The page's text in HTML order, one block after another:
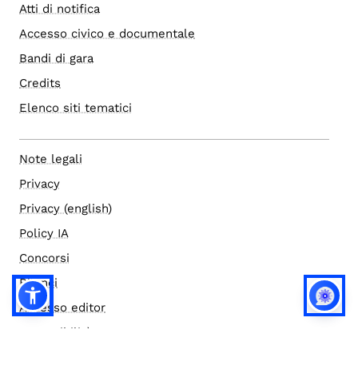
Atti di notifica
Accesso civico e documentale
Bandi di gara
Credits
Elenco siti tematici
Note legali
Privacy
Privacy (english)
Policy IA
Concorsi
Bilanci
Accesso editor
Accessibilità